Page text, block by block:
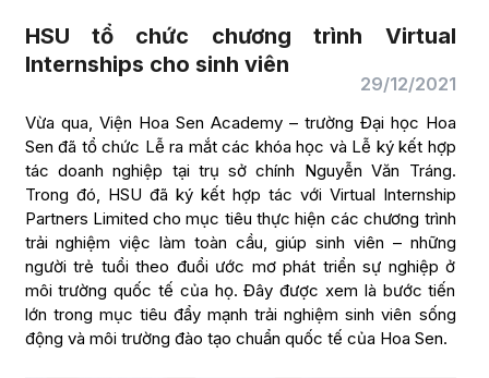
HSU tổ chức chương trình Virtual
Internships cho sinh viên
29/12/2021
Vừa qua, Viện Hoa Sen Academy – trường Đại học Hoa
Sen đã tổ chức Lễ ra mắt các khóa học và Lễ ký kết hợp
tác doanh nghiệp tại trụ sở chính Nguyễn Văn Tráng.
Trong đó, HSU đã ký kết hợp tác với Virtual Internship
Partners Limited cho mục tiêu thực hiện các chương trình
trải nghiệm việc làm toàn cầu, giúp sinh viên – những
người trẻ tuổi theo đuổi ước mơ phát triển sự nghiệp ở
môi trường quốc tế của họ. Đây được xem là bước tiến
lớn trong mục tiêu đẩy mạnh trải nghiệm sinh viên sống
động và môi trường đào tạo chuẩn quốc tế của Hoa Sen.